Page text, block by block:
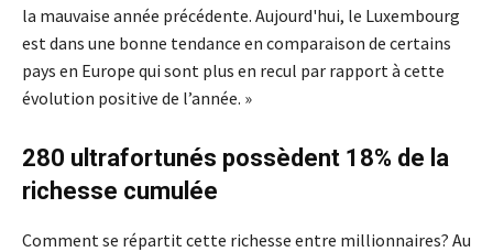
la mauvaise année précédente. Aujourd'hui, le Luxembourg
est dans une bonne tendance en comparaison de certains
pays en Europe qui sont plus en recul par rapport à cette
évolution positive de l’année. »
280 ultrafortunés possèdent 18% de la
richesse cumulée
Comment se répartit cette richesse entre millionnaires? Au